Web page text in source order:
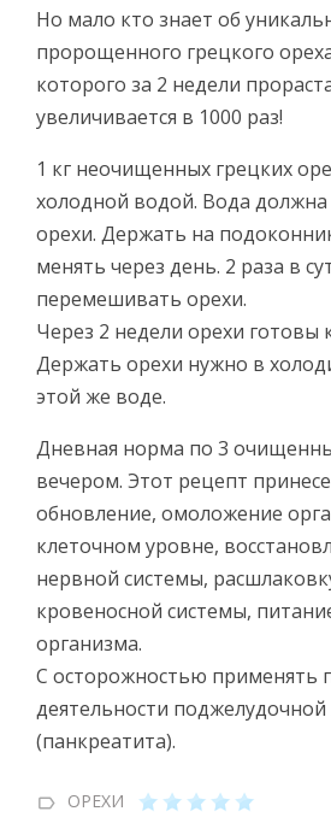
Но мало кто знает об
пророщенного грецкого
которого за 2 недели
увеличивается в 1000 раз!
1 кг неочищенных грецких
холодной водой. Вода
орехи. Держать на
менять через день. 2 раза в
перемешивать орехи.
Через 2 недели орехи готовы
Держать орехи нужно в
этой же воде.
Дневная норма по 3
вечером. Этот рецепт
обновление, омоложение
клеточном уровне,
нервной системы,
кровеносной системы,
организма.
С осторожностью применять
деятельности
(панкреатита).
ОРЕХИ